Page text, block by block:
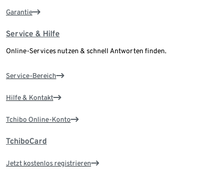
Garantie
Service & Hilfe
Online-Services nutzen & schnell Antworten finden.
Service-Bereich
Hilfe & Kontakt
Tchibo Online-Konto
TchiboCard
Jetzt kostenlos registrieren